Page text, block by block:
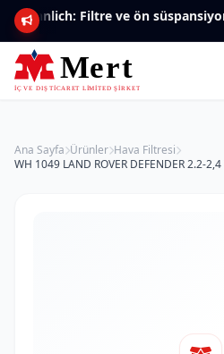
Ana Sayfa Ürünler Hava Filtresi